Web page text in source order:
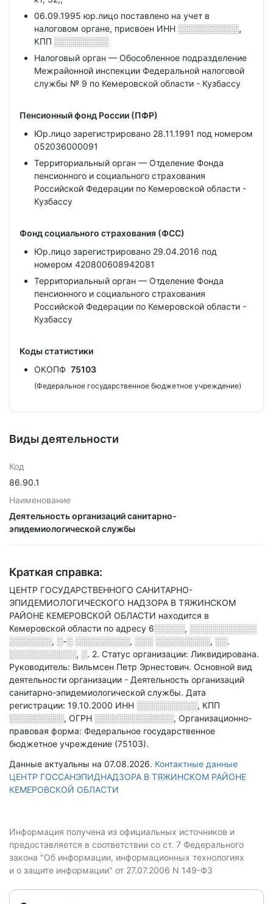
06.09.1995 юр.лицо поставлено на учет в
налоговом органе, присвоен ИНН ░░░░░░░░░░,
КПП ░░░░░░░░░
Налоговый орган — Обособленное подразделение
Межрайонной инспекции Федеральной налоговой
службы № 9 по Кемеровской области - Кузбассу
Пенсионный фонд России (ПФР)
Юр.лицо зарегистрировано 28.11.1991 под номером
052036000091
Территориальный орган — Отделение Фонда
пенсионного и социального страхования
Российской Федерации по Кемеровской области -
Кузбассу
Фонд социального страхования (ФСС)
Юр.лицо зарегистрировано 29.04.2016 под
номером 420800608942081
Территориальный орган — Отделение Фонда
пенсионного и социального страхования
Российской Федерации по Кемеровской области -
Кузбассу
Коды статистики
ОКОПФ 75103
(Федеральное государственное бюджетное учреждение)
Виды деятельности
Код
86.90.1
Наименование
Деятельность организаций санитарно-
эпидемиологической службы
Краткая справка:
ЦЕНТР ГОСУДАРСТВЕННОГО САНИТАРНО-
ЭПИДЕМИОЛОГИЧЕСКОГО НАДЗОРА В ТЯЖИНСКОМ
РАЙОНЕ КЕМЕРОВСКОЙ ОБЛАСТИ находится в
Кемеровской области по адресу 6░░░░░, ░░░░░░░░░░░
░░░░░░░, ░-░ ░░░░░░░░░, ░░░ ░░░░░░░░░, ░░.
░░░░░░░░░░░, ░. 2. Статус организации: Ликвидирована.
Руководитель: Вильмсен Петр Эрнестович. Основной вид
деятельности организации - Деятельность организаций
санитарно-эпидемиологической службы. Дата
регистрации: 19.10.2000 ИНН ░░░░░░░░░░, КПП
░░░░░░░░░, ОГРН ░░░░░░░░░░░░░, Организационно-
правовая форма: Федеральное государственное
бюджетное учреждение (75103).
Данные актуальны на 07.08.2026. Контактные данные
ЦЕНТР ГОССАНЭПИДНАДЗОРА В ТЯЖИНСКОМ РАЙОНЕ
КЕМЕРОВСКОЙ ОБЛАСТИ
Информация получена из официальных источников и
предоставляется в соответствии со ст. 7 Федерального
закона "Об информации, информационных технологиях
и о защите информации" от 27.07.2006 N 149-ФЗ